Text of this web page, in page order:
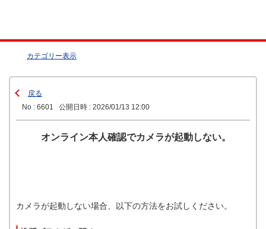
カテゴリー表示
戻る
No : 6601
公開日時 : 2026/01/13 12:00
オンライン本人確認でカメラが起動しない。
カメラが起動しない場合、以下の方法をお試しください。